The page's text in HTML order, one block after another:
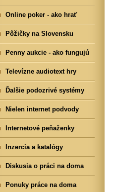
Online poker - ako hrať
Pôžičky na Slovensku
Penny aukcie - ako fungujú
Televízne audiotext hry
Ďalšie podozrivé systémy
Nielen internet podvody
Internetové peňaženky
Inzercia a katalógy
Diskusia o práci na doma
Ponuky práce na doma